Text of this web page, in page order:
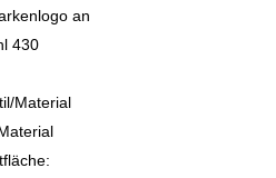
an
430
Material